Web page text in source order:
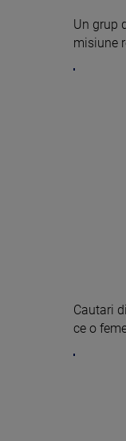
Un grup
misiune
Cautari
ce o